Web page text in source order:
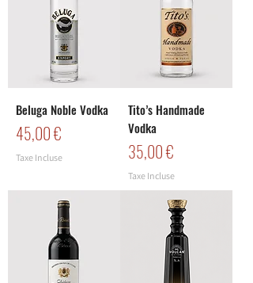
Beluga Noble Vodka
Prix
45,00 €
Taxe Incluse
Tito’s Handmade
Vodka
Prix
35,00 €
Taxe Incluse